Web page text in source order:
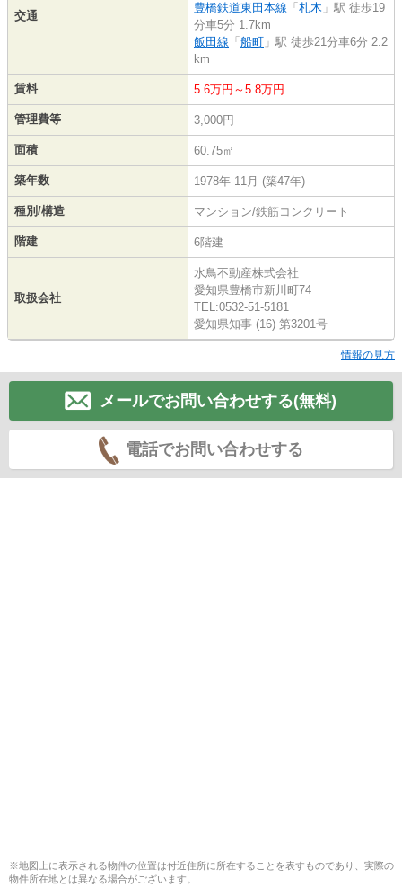
交通
豊橋鉄道東田本線 「 札木 」駅 徒歩19
分車5分 1.7km
飯田線 「 船町 」駅 徒歩21分車6分 2.2
km
賃料 5.6万円～5.8万円
管理費等 3,000円
面積 60.75㎡
築年数 1978年 11月 (築47年)
種別/構造 マンション/鉄筋コンクリート
階建 6階建
取扱会社
水鳥不動産株式会社
愛知県豊橋市新川町74
TEL:0532-51-5181
愛知県知事 (16) 第3201号
情報の見方
メールでお問い合わせする(無料)
電話でお問い合わせする
※地図上に表示される物件の位置は付近住所に所在することを表すものであり、実際の
物件所在地とは異なる場合がございます。